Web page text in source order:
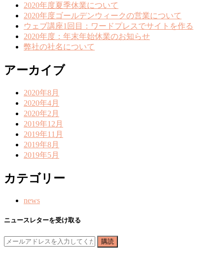
2020年度夏季休業について
2020年度ゴールデンウィークの営業について
ウェブ講座1回目：ワードプレスでサイトを作る
2020年度：年末年始休業のお知らせ
弊社の社名について
アーカイブ
2020年8月
2020年4月
2020年2月
2019年12月
2019年11月
2019年8月
2019年5月
カテゴリー
news
ニュースレターを受け取る